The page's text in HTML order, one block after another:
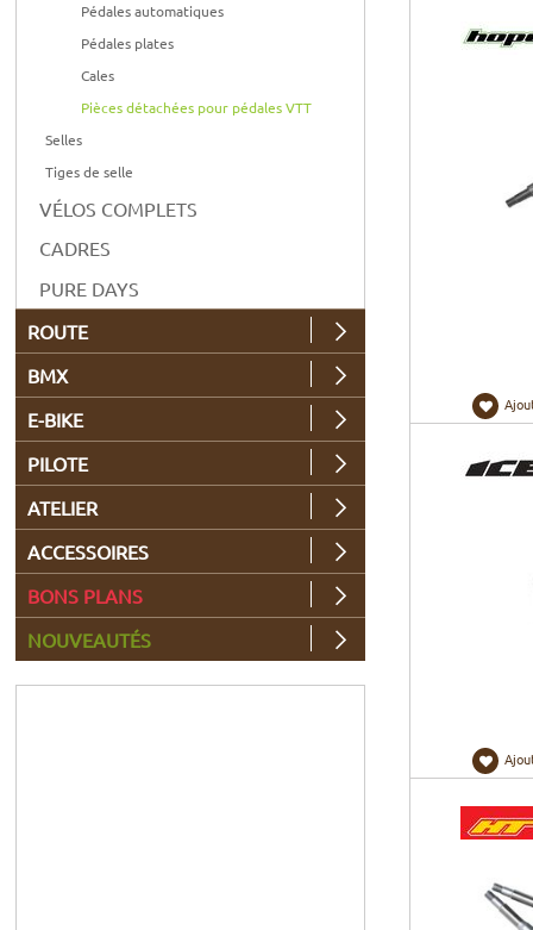
Pédales automatiques
Pédales plates
Cales
Pièces détachées pour pédales VTT
Selles
Tiges de selle
VÉLOS COMPLETS
CADRES
PURE DAYS
ROUTE
BMX
E-BIKE
PILOTE
ATELIER
ACCESSOIRES
BONS PLANS
NOUVEAUTÉS